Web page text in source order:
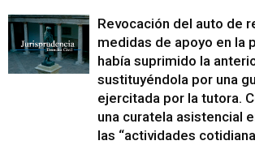
Revocación del auto de
medidas de apoyo en la
había suprimido la
sustituyéndola por una
ejercitada por la tutora.
una curatela asistencial
las “actividades